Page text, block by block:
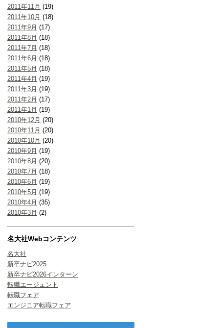
2011年11月 (19)
2011年10月 (18)
2011年9月 (17)
2011年8月 (18)
2011年7月 (18)
2011年6月 (18)
2011年5月 (18)
2011年4月 (19)
2011年3月 (19)
2011年2月 (17)
2011年1月 (19)
2010年12月 (20)
2010年11月 (20)
2010年10月 (20)
2010年9月 (19)
2010年8月 (20)
2010年7月 (18)
2010年6月 (19)
2010年5月 (19)
2010年4月 (35)
2010年3月 (2)
名大社Webコンテンツ
名大社
新卒ナビ2025
新卒ナビ2026インターン
転職エージェント
転職フェア
エンジニア転職フェア